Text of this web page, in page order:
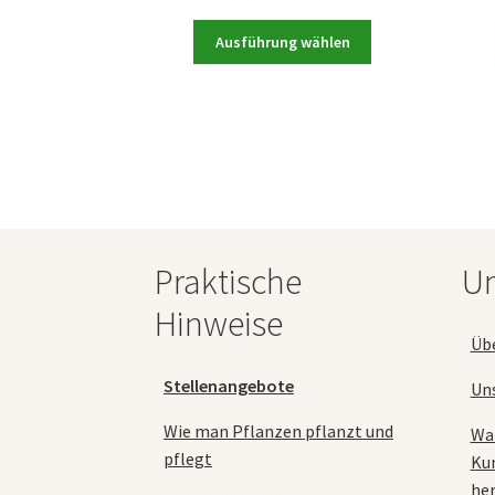
bis
69,90 €
Ausführung wählen
Praktische
Hinweise
Stellenangebote
Wie man Pflanzen pflanzt und
pflegt